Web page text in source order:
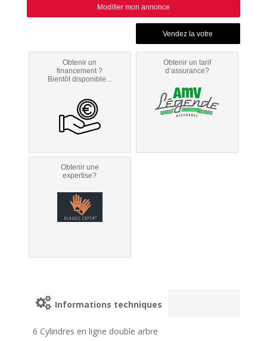
Modifier mon annonce
Obtenir un
financement ?
Bientôt disponible...
Obtenir un tarif
d’assurance?
Obtenir une
expertise?
Informations techniques
6 Cylindres en ligne double arbre